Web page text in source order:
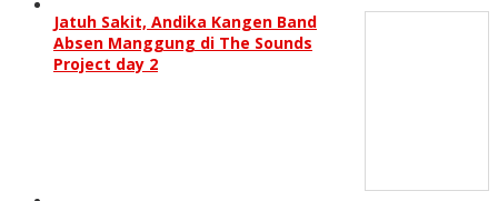
Jatuh Sakit, Andika Kangen Band
Absen Manggung di The Sounds
Project day 2